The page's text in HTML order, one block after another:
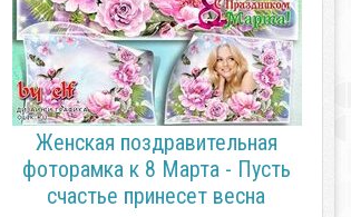
Женская поздравительная
фоторамка к 8 Марта - Пусть
счастье принесет весна